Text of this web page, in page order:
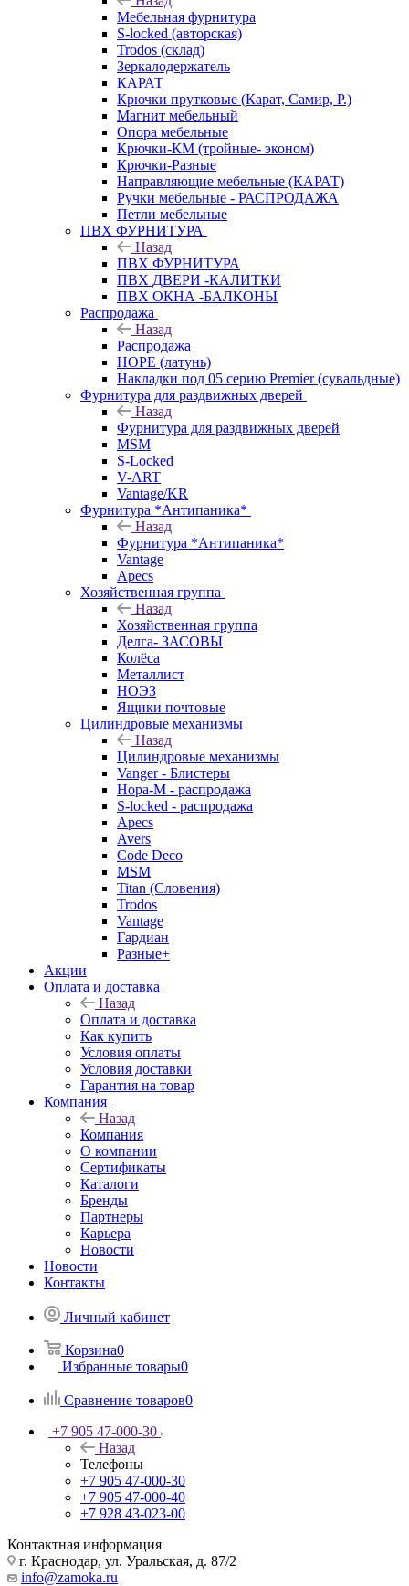
Мебельная фурнитура
S-locked (авторская)
Trodos (склад)
Зеркалодержатель
КАРАТ
Крючки прутковые (Карат, Самир, Р.)
Магнит мебельный
Опора мебельные
Крючки-КМ (тройные- эконом)
Крючки-Разные
Направляющие мебельные (КАРАТ)
Ручки мебельные - РАСПРОДАЖА
Петли мебельные
ПВХ ФУРНИТУРА
Назад
ПВХ ФУРНИТУРА
ПВХ ДВЕРИ -КАЛИТКИ
ПВХ ОКНА -БАЛКОНЫ
Распродажа
Назад
Распродажа
HOPE (латунь)
Накладки под 05 серию Premier (сувальдные)
Фурнитура для раздвижных дверей
Назад
Фурнитура для раздвижных дверей
MSM
S-Locked
V-ART
Vantage/KR
Фурнитура *Антипаника*
Назад
Фурнитура *Антипаника*
Vantage
Apecs
Хозяйственная группа
Назад
Хозяйственная группа
Делга- ЗАСОВЫ
Колёса
Металлист
НОЭЗ
Ящики почтовые
Цилиндровые механизмы
Назад
Цилиндровые механизмы
Vanger - Блистеры
Нора-М - распродажа
S-locked - распродажа
Apecs
Avers
Code Deco
MSM
Titan (Словения)
Trodos
Vantage
Гардиан
Разные+
Акции
Оплата и доставка
Назад
Оплата и доставка
Как купить
Условия оплаты
Условия доставки
Гарантия на товар
Компания
Назад
Компания
О компании
Сертификаты
Каталоги
Бренды
Партнеры
Карьера
Новости
Новости
Контакты
Личный кабинет
Корзина0
Избранные товары0
Сравнение товаров0
+7 905 47-000-30
Назад
Телефоны
+7 905 47-000-30
+7 905 47-000-40
+7 928 43-023-00
Контактная информация
г. Краснодар, ул. Уральская, д. 87/2
info@zamoka.ru